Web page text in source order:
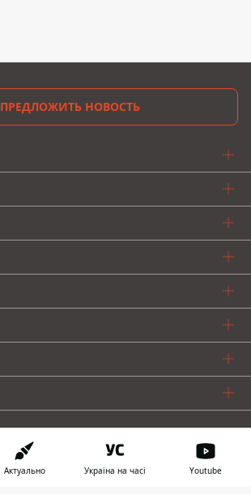
ПРЕДЛОЖИТЬ НОВОСТЬ
Актуально Україна на часі Youtube